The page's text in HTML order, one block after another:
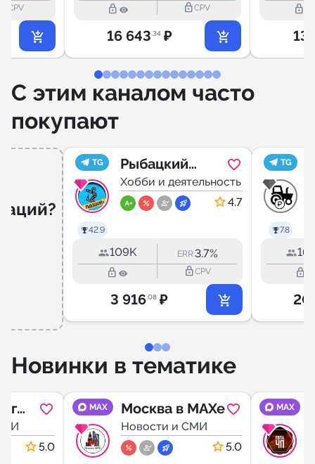
CPV lock_outline lock_outlineCPV
16 643.34 ₽
lock_outline
13
С этим каналом часто
покупают
TG
42.9
Рыбацкий
канал.
Рыбалка
Хобби и деятельность
4.7
109K ERR:3.7%
lock_outline lock_outlineCPV
3 916.08 ₽
TG
7.8
lock_outline
20
Новинки в тематике
5.0
MAX Москва в MAXe
Новости и СМИ
5.0
MAX